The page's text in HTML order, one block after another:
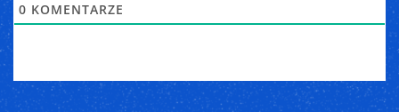
0 KOMENTARZE